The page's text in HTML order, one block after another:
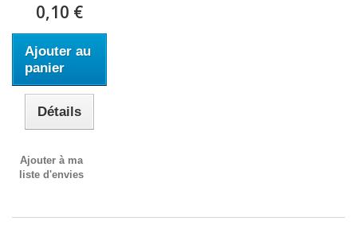
0,10 €
Ajouter au
panier
Détails
Ajouter à ma
liste d'envies